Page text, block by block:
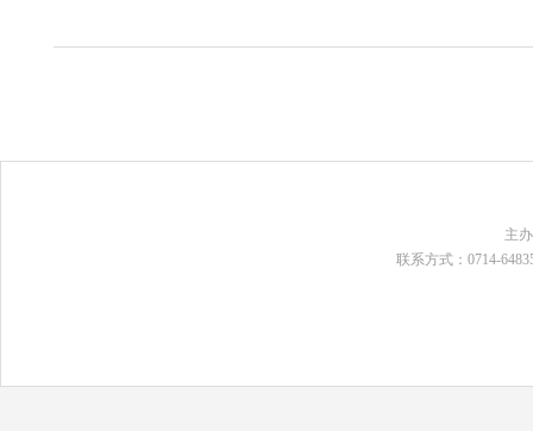
主
联系方式：0714-